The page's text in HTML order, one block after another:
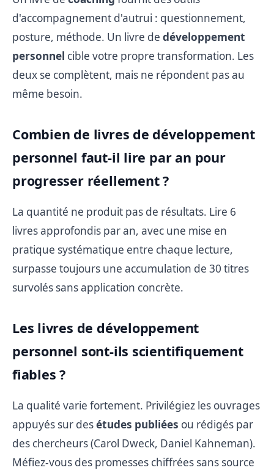
d'accompagnement d'autrui : questionnement,
posture, méthode. Un livre de développement
personnel cible votre propre transformation. Les
deux se complètent, mais ne répondent pas au
même besoin.
Combien de livres de développement
personnel faut-il lire par an pour
progresser réellement ?
La quantité ne produit pas de résultats. Lire 6
livres approfondis par an, avec une mise en
pratique systématique entre chaque lecture,
surpasse toujours une accumulation de 30 titres
survolés sans application concrète.
Les livres de développement
personnel sont-ils scientifiquement
fiables ?
La qualité varie fortement. Privilégiez les ouvrages
appuyés sur desétudes publiées ou rédigés par
des chercheurs (Carol Dweck, Daniel Kahneman).
Méfiez-vous des promesses chiffrées sans source